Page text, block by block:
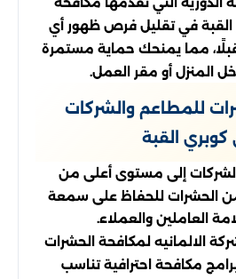
القبة في تقليل فرص ظهور أي
مما يمنحك حماية مستمرة
المنزل أو مقر العمل.
للمطاعم والشركات
القبة
إلى مستوى أعلى من
من الحشرات للحفاظ على سمعة
العاملين والعملاء.
الالمانيه لمكافحة الحشرات
مكافحة احترافية تناسب